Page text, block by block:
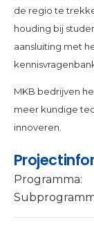
de regio te
houding bij
aansluiting met
MKB bedrijven
meer kundige
innoveren.
Programma: